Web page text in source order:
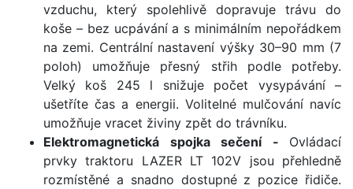
vzduchu, který spolehlivě dopravuje trávu do
koše – bez ucpávání a s minimálním nepořádkem
na zemi. Centrální nastavení výšky 30–90 mm (7
poloh) umožňuje přesný střih podle potřeby.
Velký koš 245 l snižuje počet vysypávání –
ušetříte čas a energii. Volitelné mulčování navíc
umožňuje vracet živiny zpět do trávníku.
Elektromagnetická spojka sečení - Ovládací
prvky traktoru LAZER LT 102V jsou přehledně
rozmístěné a snadno dostupné z pozice řidiče.